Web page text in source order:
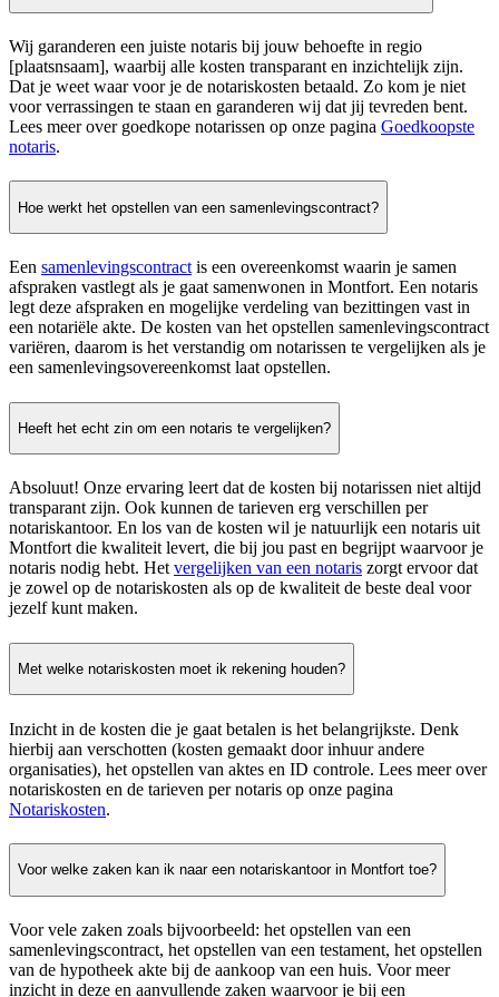
Wij garanderen een juiste notaris bij jouw behoefte in regio
[plaatsnsaam], waarbij alle kosten transparant en inzichtelijk zijn.
Dat je weet waar voor je de notariskosten betaald. Zo kom je niet
voor verrassingen te staan en garanderen wij dat jij tevreden bent.
Lees meer over goedkope notarissen op onze pagina Goedkoopste
notaris.
Hoe werkt het opstellen van een samenlevingscontract?
Een samenlevingscontract is een overeenkomst waarin je samen
afspraken vastlegt als je gaat samenwonen in Montfort. Een notaris
legt deze afspraken en mogelijke verdeling van bezittingen vast in
een notariële akte. De kosten van het opstellen samenlevingscontract
variëren, daarom is het verstandig om notarissen te vergelijken als je
een samenlevingsovereenkomst laat opstellen.
Heeft het echt zin om een notaris te vergelijken?
Absoluut! Onze ervaring leert dat de kosten bij notarissen niet altijd
transparant zijn. Ook kunnen de tarieven erg verschillen per
notariskantoor. En los van de kosten wil je natuurlijk een notaris uit
Montfort die kwaliteit levert, die bij jou past en begrijpt waarvoor je
notaris nodig hebt. Hetvergelijken van een notaris zorgt ervoor dat
je zowel op de notariskosten als op de kwaliteit de beste deal voor
jezelf kunt maken.
Met welke notariskosten moet ik rekening houden?
Inzicht in de kosten die je gaat betalen is het belangrijkste. Denk
hierbij aan verschotten (kosten gemaakt door inhuur andere
organisaties), het opstellen van aktes en ID controle. Lees meer over
notariskosten en de tarieven per notaris op onze pagina
Notariskosten.
Voor welke zaken kan ik naar een notariskantoor in Montfort toe?
Voor vele zaken zoals bijvoorbeeld: het opstellen van een
samenlevingscontract, het opstellen van een testament, het opstellen
van de hypotheek akte bij de aankoop van een huis. Voor meer
inzicht in deze en aanvullende zaken waarvoor je bij een